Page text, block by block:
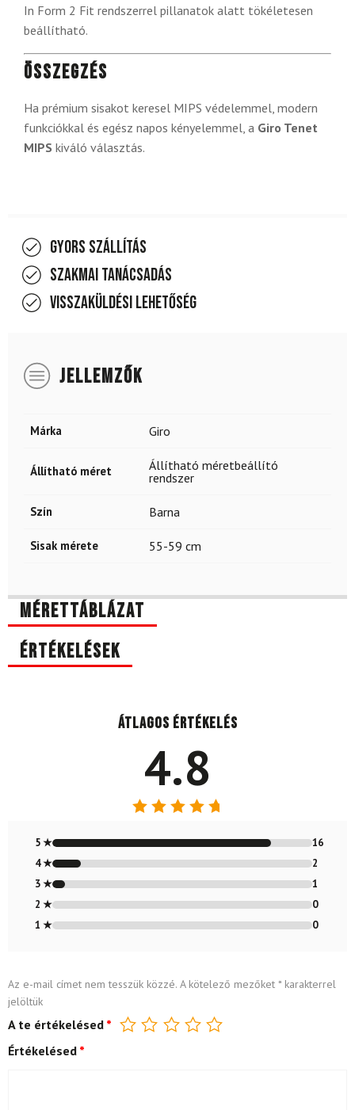
In Form 2 Fit rendszerrel pillanatok alatt tökéletesen
beállítható.
Összegzés
Ha prémium sisakot keresel MIPS védelemmel, modern
funkciókkal és egész napos kényelemmel, a Giro Tenet
MIPS kiváló választás.
Gyors szállítás
Szakmai tanácsadás
Visszaküldési lehetőség
JELLEMZŐK
Márka Giro
Állítható méret
Állítható méretbeállító
rendszer
Szín Barna
Sisak mérete 55-59 cm
Mérettáblázat
Értékelések
Átlagos értékelés
4.8
4.79/ 5
5 ★
16
4 ★
2
3 ★
1
2 ★
0
1 ★
0
Az e-mail címet nem tesszük közzé. A kötelező mezőket *karakterrel
jelöltük
A te értékelésed *
Értékelésed *